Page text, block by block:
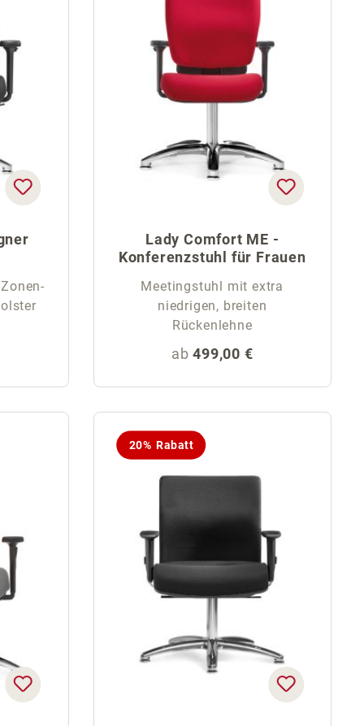
Lady Comfort ME -
Konferenzstuhl für Frauen
Meetingstuhl mit extra
niedrigen, breiten
Rückenlehne
Regulärer Preis:
ab499,00 €
20% Rabatt